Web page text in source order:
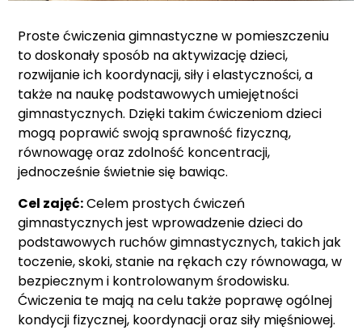
Proste ćwiczenia gimnastyczne w pomieszczeniu
to doskonały sposób na aktywizację dzieci,
rozwijanie ich koordynacji, siły i elastyczności, a
także na naukę podstawowych umiejętności
gimnastycznych. Dzięki takim ćwiczeniom dzieci
mogą poprawić swoją sprawność fizyczną,
równowagę oraz zdolność koncentracji,
jednocześnie świetnie się bawiąc.
Cel zajęć:Celem prostych ćwiczeń
gimnastycznych jest wprowadzenie dzieci do
podstawowych ruchów gimnastycznych, takich jak
toczenie, skoki, stanie na rękach czy równowaga, w
bezpiecznym i kontrolowanym środowisku.
Ćwiczenia te mają na celu także poprawę ogólnej
kondycji fizycznej, koordynacji oraz siły mięśniowej.